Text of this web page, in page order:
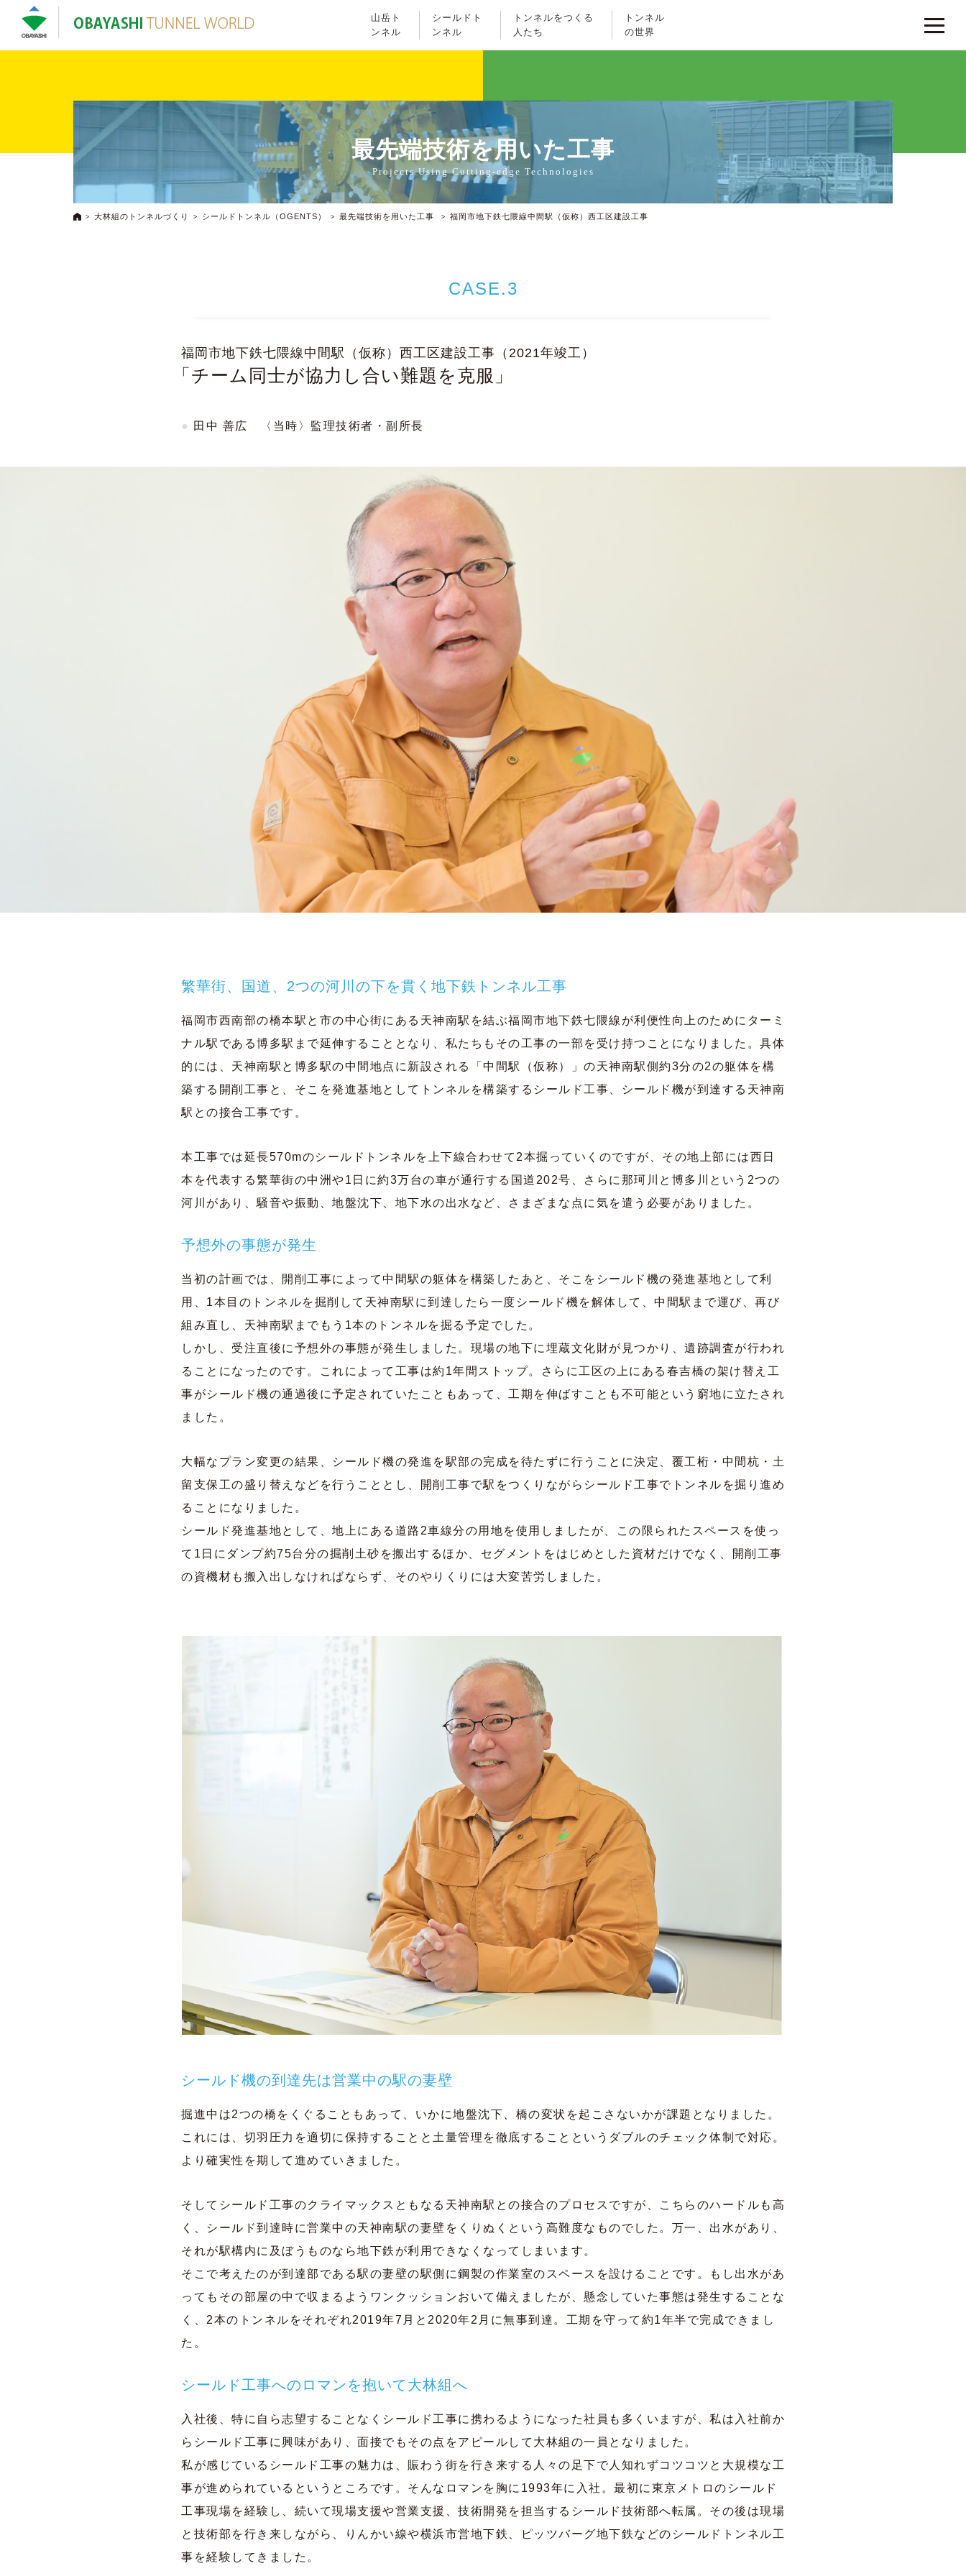
山岳ト
ンネル
シールドト
ンネル
トンネルをつくる
人たち
トンネル
の世界
最先端技術を用いた工事
Projects Using Cutting-edge Technologies
大林組のトンネルづくり シールドトンネル（OGENTS） 最先端技術を用いた工事 福岡市地下鉄七隈線中間駅（仮称）西工区建設工事
CASE.3
福岡市地下鉄七隈線中間駅（仮称） 西工区建設工事（2021年竣工）
「チーム同士が協力し合い難題を克服」
● 田中 善広 〈当時〉監理技術者・副所長
繁華街、国道、2つの河川の下を貫く地下鉄トンネル工事
福岡市西南部の橋本駅と市の中心街にある天神南駅を結ぶ福岡市地下鉄七隈線が利便性向上のためにターミ
ナル駅である博多駅まで延伸することとなり、私たちもその工事の一部を受け持つことになりました。具体
的には、天神南駅と博多駅の中間地点に新設される「中間駅（仮称）」の天神南駅側約3分の2の躯体を構
築する開削工事と、そこを発進基地としてトンネルを構築するシールド工事、シールド機が到達する天神南
駅との接合工事です。
本工事では延長570mのシールドトンネルを上下線合わせて2本掘っていくのですが、その地上部には西日
本を代表する繁華街の中洲や1日に約3万台の車が通行する国道202号、さらに那珂川と博多川という2つの
河川があり、騒音や振動、地盤沈下、地下水の出水など、さまざまな点に気を遣う必要がありました。
予想外の事態が発生
当初の計画では、開削工事によって中間駅の躯体を構築したあと、そこをシールド機の発進基地として利
用、1本目のトンネルを掘削して天神南駅に到達したら一度シールド機を解体して、中間駅まで運び、再び
組み直し、天神南駅までもう1本のトンネルを掘る予定でした。
しかし、受注直後に予想外の事態が発生しました。現場の地下に埋蔵文化財が見つかり、遺跡調査が行われ
ることになったのです。これによって工事は約1年間ストップ。さらに工区の上にある春吉橋の架け替え工
事がシールド機の通過後に予定されていたこともあって、工期を伸ばすことも不可能という窮地に立たされ
ました。
大幅なプラン変更の結果、シールド機の発進を駅部の完成を待たずに行うことに決定、覆工桁・中間杭・土
留支保工の盛り替えなどを行うこととし、開削工事で駅をつくりながらシールド工事でトンネルを掘り進め
ることになりました。
シールド発進基地として、地上にある道路2車線分の用地を使用しましたが、この限られたスペースを使っ
て1日にダンプ約75台分の掘削土砂を搬出するほか、セグメントをはじめとした資材だけでなく、開削工事
の資機材も搬入出しなければならず、そのやりくりには大変苦労しました。
シールド機の到達先は営業中の駅の妻壁
掘進中は2つの橋をくぐることもあって、いかに地盤沈下、橋の変状を起こさないかが課題となりました。
これには、切羽圧力を適切に保持することと土量管理を徹底することというダブルのチェック体制で対応。
より確実性を期して進めていきました。
そしてシールド工事のクライマックスともなる天神南駅との接合のプロセスですが、こちらのハードルも高
く、シールド到達時に営業中の天神南駅の妻壁をくりぬくという高難度なものでした。万一、出水があり、
それが駅構内に及ぼうものなら地下鉄が利用できなくなってしまいます。
そこで考えたのが到達部である駅の妻壁の駅側に鋼製の作業室のスペースを設けることです。もし出水があ
ってもその部屋の中で収まるようワンクッションおいて備えましたが、懸念していた事態は発生することな
く、2本のトンネルをそれぞれ2019年7月と2020年2月に無事到達。工期を守って約1年半で完成できまし
た。
シールド工事へのロマンを抱いて大林組へ
入社後、特に自ら志望することなくシールド工事に携わるようになった社員も多くいますが、私は入社前か
らシールド工事に興味があり、面接でもその点をアピールして大林組の一員となりました。
私が感じているシールド工事の魅力は、賑わう街を行き来する人々の足下で人知れずコツコツと大規模な工
事が進められているというところです。そんなロマンを胸に1993年に入社。最初に東京メトロのシールド
工事現場を経験し、続いて現場支援や営業支援、技術開発を担当するシールド技術部へ転属。その後は現場
と技術部を行き来しながら、りんかい線や横浜市営地下鉄、ピッツバーグ地下鉄などのシールドトンネル工
事を経験してきました。